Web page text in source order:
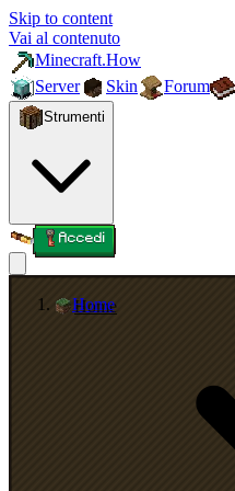
Skip to content
Vai al contenuto
Minecraft.How
Server
Skin Forum
Strumenti
Accedi
Home